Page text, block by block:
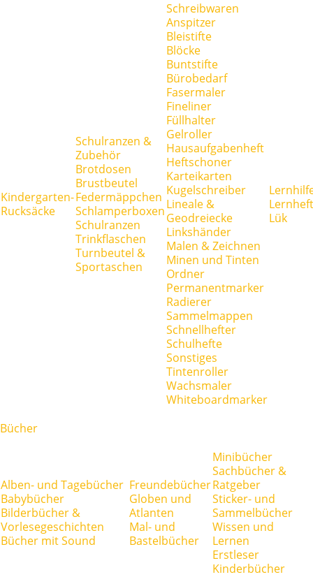
Kindergarten-
Rucksäcke
Schulranzen &
Zubehör
Brotdosen
Brustbeutel
Federmäppchen
Schlamperboxen
Schulranzen
Trinkflaschen
Turnbeutel &
Sportaschen
Schreibwaren
Anspitzer
Bleistifte
Blöcke
Buntstifte
Bürobedarf
Fasermaler
Fineliner
Füllhalter
Gelroller
Hausaufgabenheft
Heftschoner
Karteikarten
Kugelschreiber
Lineale &
Geodreiecke
Linkshänder
Malen & Zeichnen
Minen und Tinten
Ordner
Permanentmarker
Radierer
Sammelmappen
Schnellhefter
Schulhefte
Sonstiges
Tintenroller
Wachsmaler
Whiteboardmarker
Lük
Bücher
Alben- und Tagebücher
Babybücher
Bilderbücher &
Vorlesegeschichten
Bücher mit Sound
Freundebücher
Globen und
Atlanten
Mal- und
Bastelbücher
Minibücher
Sachbücher &
Ratgeber
Sticker- und
Sammelbücher
Wissen und
Lernen
Erstleser
Kinderbücher